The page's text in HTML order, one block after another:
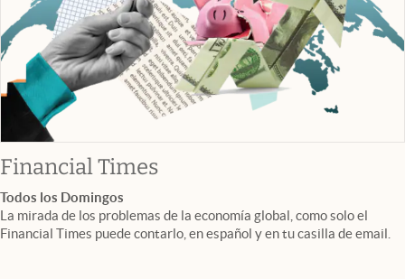
Financial Timesabre en nueva pestaña
Todos los Domingos
La mirada de los problemas de la economía global, como solo el
Financial Times puede contarlo, en español y en tu casilla de email.